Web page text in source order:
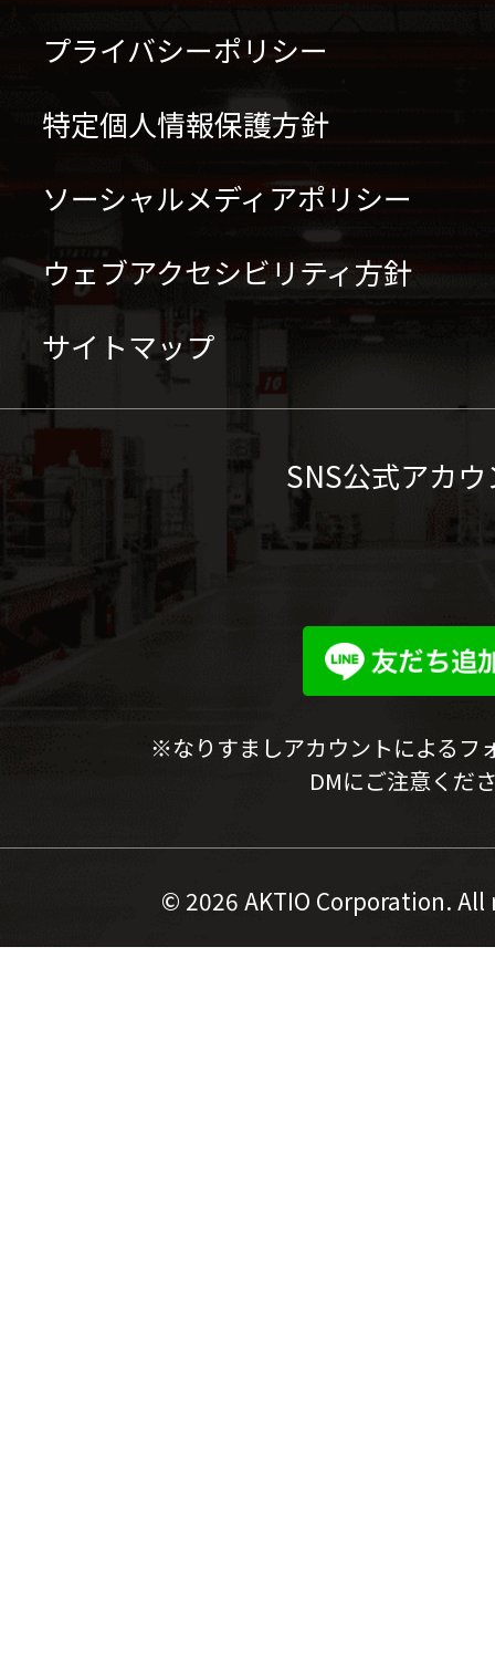
プライバシーポリシー
特定個人情報保護方針
ソーシャルメディアポリシー
ウェブアクセシビリティ方針
サイトマップ
SNS公式アカ
※なりすましアカウントによるフ
DMにご注意くだ
© 2026 AKTIO Corporation.